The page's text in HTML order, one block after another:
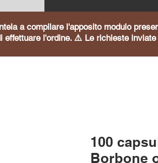
a compilare l'apposito modulo
l'ordine. ⚠️ Le richieste
100
Borbone